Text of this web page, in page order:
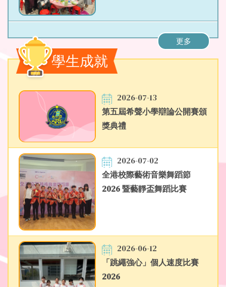
2026-01-23
校園電視台「聚首壹塘」社區客
廳採訪活動
2026-01-21
P3品格講座
更多
學生成就
2026-07-13
第五屆希聲小學辯論公開賽頒
獎典禮
2026-07-02
全港校際藝術音樂舞蹈節
2026 暨藝靜盃舞蹈比賽
2026-06-12
「跳繩強心」個人速度比賽
2026